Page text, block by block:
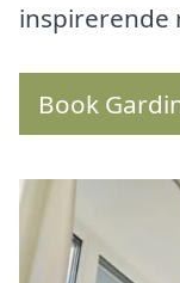
inspirerende
Book